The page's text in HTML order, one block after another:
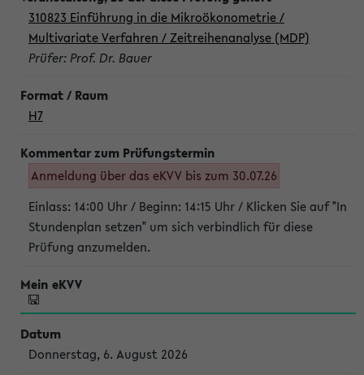
310823 Einführung in die Mikroökonometrie /
Multivariate Verfahren / Zeitreihenanalyse (MDP)
Prüfer: Prof. Dr. Bauer
H7
Anmeldung über das eKVV bis zum 30.07.26
Einlass: 14:00 Uhr / Beginn: 14:15 Uhr / Klicken Sie auf "In
Stundenplan setzen" um sich verbindlich für diese
Prüfung anzumelden.
Donnerstag, 6. August 2026